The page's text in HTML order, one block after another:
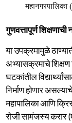
गुणवत्तापूर्ण शिक्षणाची
या उपक्रमामुळे
अभ्यासक्रमाचे शिक्षण
घटकांतील
निर्माण होणार
महापालिका आणि
रोजी सामंजस्य